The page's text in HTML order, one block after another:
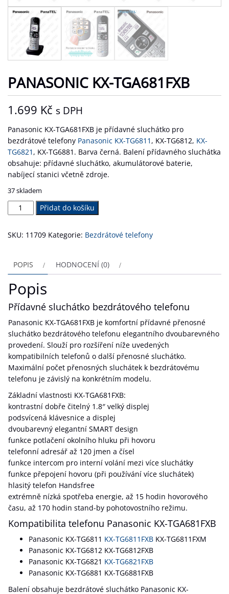
PANASONIC KX-TGA681FXB
1.699 Kč s DPH
Panasonic KX-TGA681FXB je přídavné sluchátko pro
bezdrátové telefony Panasonic KX-TG6811 , KX-TG6812, KX-
TG6821 , KX-TG6881. Barva černá. Balení přídavného sluchátka
obsahuje: přídavné sluchátko, akumulátorové baterie,
nabíjecí stanici včetně zdroje.
37 skladem
Panasonic
KX-
množství
Přidat do košíku
SKU: 11709 Kategorie: Bezdrátové telefony
POPIS HODNOCENÍ (0)
Popis
Přídavné sluchátko bezdrátového telefonu
Panasonic KX-TGA681FXB je komfortní přídavné přenosné
sluchátko bezdrátového telefonu elegantního dvoubarevného
provedení. Slouží pro rozšíření níže uvedených
kompatibilních telefonů o další přenosné sluchátko.
Maximální počet přenosných sluchátek k bezdrátovému
telefonu je závislý na konkrétním modelu.
Základní vlastnosti KX-TGA681FXB:
kontrastní dobře čitelný 1.8″ velký displej
podsvícená klávesnice a displej
dvoubarevný elegantní SMART design
funkce potlačení okolního hluku při hovoru
telefonní adresář až 120 jmen a čísel
funkce intercom pro interní volání mezi více sluchátky
funkce přepojení hovoru (při používání více sluchátek)
hlasitý telefon Handsfree
extrémně nízká spotřeba energie, až 15 hodin hovorového
času, až 170 hodin stand-by pohotovostního režimu.
Kompatibilita telefonu Panasonic KX-TGA681FXB
Panasonic KX-TG6811 KX-TG6811FXB KX-TG6811FXM
Panasonic KX-TG6812 KX-TG6812FXB
Panasonic KX-TG6821 KX-TG6821FXB
Panasonic KX-TG6881 KX-TG6881FXB
Balení obsahuje bezdrátové sluchátko Panasonic KX-